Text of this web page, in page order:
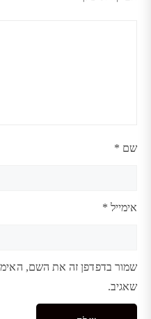
שם *
אימייל *
שמור בדפדפן זה את השם,
שאגיב.